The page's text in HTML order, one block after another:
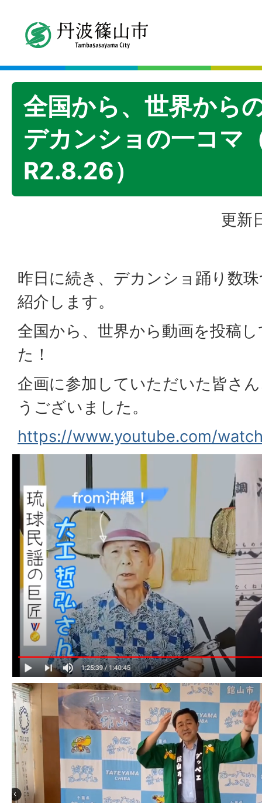
全国から、世界から
デカンショの一コマ
R2.8.26）
更新
昨日に続き、デカンショ踊り数
紹介します。
全国から、世界から動画を投稿
た！
企画に参加していただいた皆さ
うございました。
https://www.youtube.com/